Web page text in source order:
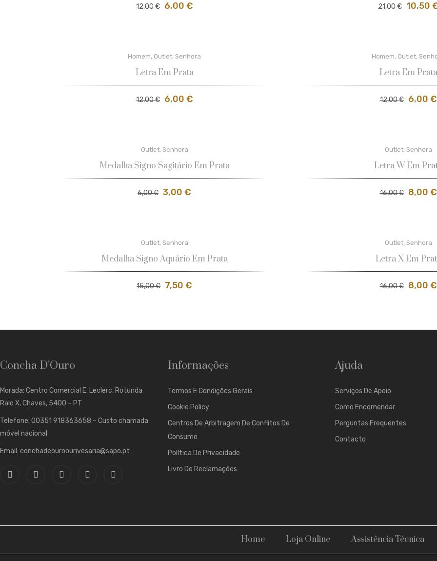
12,00€ 6,00 € 21,00€ 10,50
Homem, Outlet, Senhora
Letra Em Prata
12,00€ 6,00 €
Homem, Outlet,
Letra Em Prata
12,00€ 6,00 €
Outlet, Senhora
Medalha Signo Sagitário Em Prata
6,00€ 3,00 €
Outlet, Senhora
Letra W Em
16,00€ 8,00 €
Outlet, Senhora
Medalha Signo Aquário Em Prata
15,00€ 7,50 €
Outlet, Senhora
Letra X Em
16,00€ 8,00 €
Concha D’Ouro
Morada: Centro Comercial E. Leclerc, Rotunda
Raio X, Chaves, 5400 – PT
Telefone: 00351 918363658 – Custo chamada
móvel nacional
Email: conchadeouroourivesaria@sapo.pt
Informações
Termos E Condições Gerais
Cookie Policy
Centros De Arbitragem De Conflitos De
Consumo
Política De Privacidade
Livro De Reclamações
Ajuda
Serviços De Apoio
Como Encomendar
Perguntas Frequentes
Contacto
Home Loja Online Assistência Técnica